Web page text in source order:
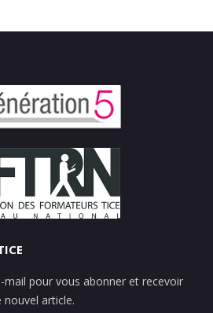
mail pour vous abonner et recevoir
article.